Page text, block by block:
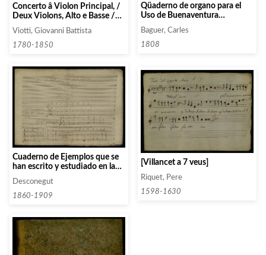
Concerto â Violon Principal, /
Deux Violons, Alto e Basse /
Composé par M.r Viotti
Viotti, Giovanni Battista
1780-1850
Qüaderno de organo para el
Uso de Buenaventura
Baguer, Carles
1808
Cuaderno de Ejemplos que se
han escrito y estudiado en la
Contrapunto en el Real
Conservatorio de Musica de
Desconegut
1860-1909
[Villancet a 7 veus]
Riquet, Pere
1598-1630